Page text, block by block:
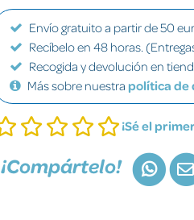
Envío gratuito a partir de 50
Recíbelo en 48 horas.
Recogida y devolución en
Más sobre nuestra política de
¡Sé el
¡Compártelo!